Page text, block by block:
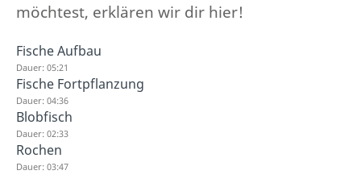
möchtest, erklären wir dir hier!
Fische Aufbau
Dauer: 05:21
Fische Fortpflanzung
Dauer: 04:36
Blobfisch
Dauer: 02:33
Rochen
Dauer: 03:47